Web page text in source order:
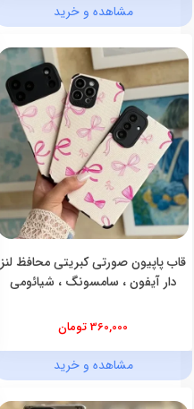
مشاهده و خرید
قاب پاپیون صورتی کبریتی محافظ لنز
دار آیفون ، سامسونگ ، شیائومی
360,000 تومان
مشاهده و خرید